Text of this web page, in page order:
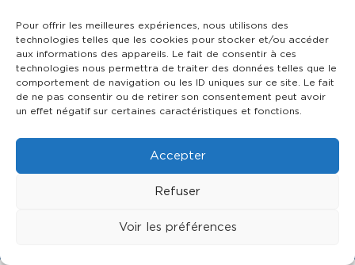
Pour offrir les meilleures expériences, nous utilisons des
technologies telles que les cookies pour stocker et/ou accéder
aux informations des appareils. Le fait de consentir à ces
technologies nous permettra de traiter des données telles que le
comportement de navigation ou les ID uniques sur ce site. Le fait
de ne pas consentir ou de retirer son consentement peut avoir
un effet négatif sur certaines caractéristiques et fonctions.
Accepter
Refuser
Voir les préférences
mairie@arvillard.fr
Enotikom